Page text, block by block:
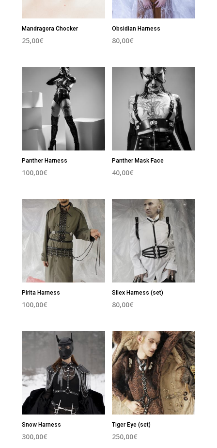
Mandragora Chocker
25,00€
Obsidian Harness
80,00€
Panther Harness
100,00€
Panther Mask Face
40,00€
Pirita Harness
100,00€
Silex Harness (set)
80,00€
Snow Harness
300,00€
Tiger Eye (set)
250,00€